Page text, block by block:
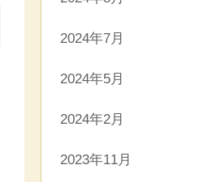
2024年7月
2024年5月
2024年2月
2023年11月